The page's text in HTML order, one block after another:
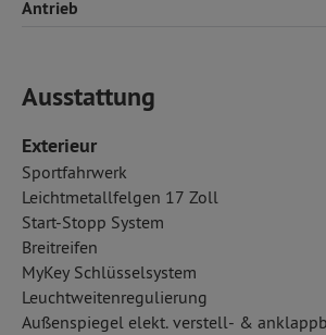
Antrieb
Ausstattung
Exterieur
Sportfahrwerk
Leichtmetallfelgen 17 Zoll
Start-Stopp System
Breitreifen
MyKey Schlüsselsystem
Leuchtweitenregulierung
Außenspiegel elekt. verstell- &